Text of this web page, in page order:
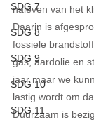
SDG 7
SDG 8
SDG 9
SDG 10
SDG 11
naleven van het
Daarin is
fossiele
gas, aardolie en
jaar maar we
lastig wordt om
Duurzaam is